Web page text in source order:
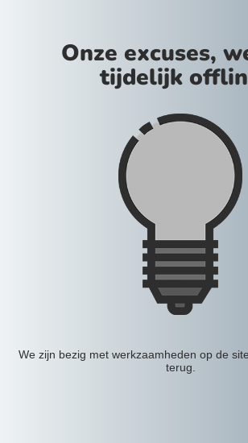
Onze excuses,
tijdelijk
We zijn bezig met werkzaamheden op de
terug.